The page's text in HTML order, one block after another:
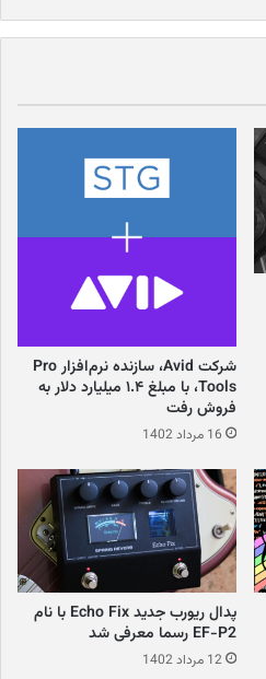
شرکت Avid، سازنده نرم‌افزار Pro
Tools، با مبلغ ۱.۴ میلیارد دلار به
فروش رفت
16 مرداد 1402
پدال ریورب جدید Echo Fix با نام
EF-P2 رسما معرفی شد
12 مرداد 1402